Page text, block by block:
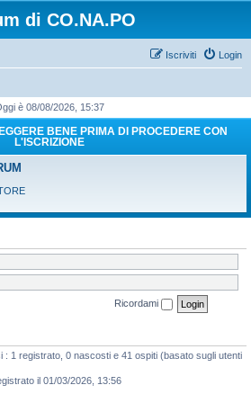
di CO.NA.PO
Login
Iscriviti
è 08/08/2026, 15:37
BENE PRIMA DI PROCEDERE CON
L'ISCRIZIONE
Ricordami
: 1 registrato, 0 nascosti e 41 ospiti (basato sugli utenti
il 01/03/2026, 13:56